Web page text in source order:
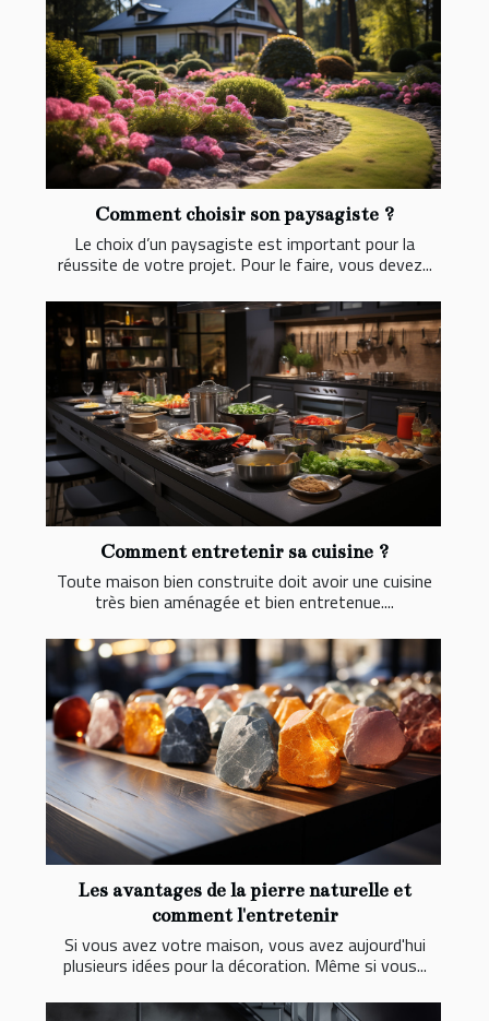
Comment choisir son paysagiste ?
Le choix d’un paysagiste est important pour la
réussite de votre projet. Pour le faire, vous devez...
Comment entretenir sa cuisine ?
Toute maison bien construite doit avoir une cuisine
très bien aménagée et bien entretenue....
Les avantages de la pierre naturelle et
comment l'entretenir
Si vous avez votre maison, vous avez aujourd'hui
plusieurs idées pour la décoration. Même si vous...